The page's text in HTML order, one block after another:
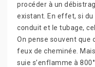
procéder à un
existant. En effet, si
conduit et le tubage,
On pense souvent que
feux de cheminée.
suie s’enflamme à